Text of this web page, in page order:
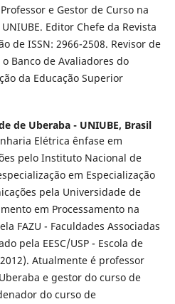
e Gestor de Curso na
Editor Chefe da Revista
de ISSN: 2966-2508. Revisor de
Banco de Avaliadores do
da Educação Superior
de Uberaba - UNIUBE, Brasil
Elétrica ênfase em
pelo Instituto Nacional de
em Especialização
pela Universidade de
em Processamento na
FAZU - Faculdades Associadas
pela EESC/USP - Escola de
Atualmente é professor
e gestor do curso de
do curso de